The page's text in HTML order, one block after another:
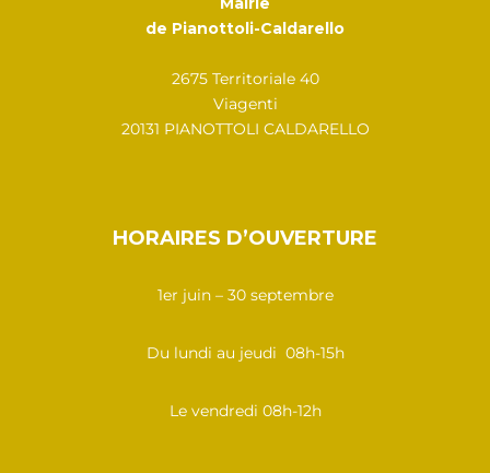
de Pianottoli-Caldarello
2675 Territoriale 40
Viagenti
20131 PIANOTTOLI CALDARELLO
HORAIRES D’OUVERTURE
1er juin – 30 septembre
Du lundi au jeudi 08h-15h
Le vendredi 08h-12h